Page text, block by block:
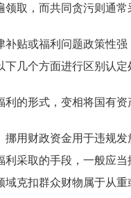
领取，而共同贪污则通
补贴或福利问题政策性
下几个方面进行区别认定
利的形式，变相将国有
挪用财政资金用于违规
利采取的手段，一般应
域克扣群众财物属于从